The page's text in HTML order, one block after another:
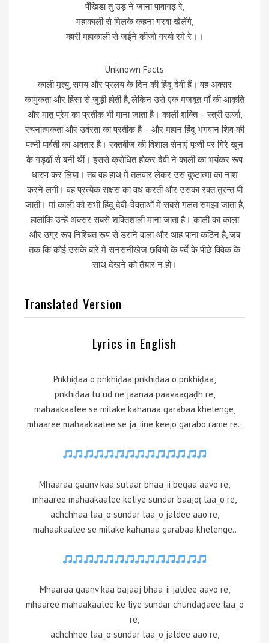
पँखिडा तु उड़ ने जाना पावागढ़ रे,
महाकाली से मिलके कहना गरबा खेलेंगे,
म्हारी महाकाली से जईने कीजो गरबो रमे रे।।
Unknown Facts
काली मृत्यु, समय और प्रलय के दिन की हिंदू देवी हैं। वह अक्सर
कामुकता और हिंसा से जुड़ी होती है, लेकिन उसे एक मजबूत माँ की आकृति
और मातृ प्रेम का प्रतीक भी माना जाता है। काली शक्ति – स्त्री ऊर्जा,
रचनात्मकता और उर्वरता का प्रतीक है – और महान हिंदू भगवान शिव की
पत्नी पार्वती का अवतार है। रक्तबीज की विशाल सेनाएं पृथ्वी पर गिरे खून
के गड्ढों से बनी थीं। इससे क्रोधित होकर देवी ने काली का भयंकर रूप
धारण कर लिया। तब वह हाथ में तलवार लेकर उस दुष्टात्मा का नाश
करने लगी। वह प्रत्येक राक्षस का वध करती और उसका रक्त तुरन्त पी
जाती। मां काली को सभी हिंदू देवी-देवताओं में सबसे गलत समझा जाता है,
हालांकि उन्हें अक्सर सबसे शक्तिशाली माना जाता है। काली का काला
और उग्र रूप निश्चित रूप से डराने वाला और थाह पाना कठिन है, जब
तक कि कोई उसके बारे में सनसनीखेज छवियों के पर्दे के पीछे विवेक के
साथ देखने को तैयार न हो।
Translated Version
Lyrics in English
Pnkhiḍaa o pnkhiḍaa pnkhiḍaa o pnkhiḍaa,
pnkhiḍaa tu ud ne jaanaa paavaagaḍh re,
mahaakaalee se milake kahanaa garabaa khelenge,
mhaaree mahaakaalee se ja_iine keejo garabo rame re..
Mhaaraa gaanv kaa sutaar bhaa_ii begaa aavo re,
mhaaree mahaakaalee keliye sundar baajoṭ laa_o re,
achchhaa laa_o sundar laa_o jaldee aao re,
mahaakaalee se milake kahanaa garabaa khelenge..
Mhaaraa gaanv kaa bajaaj bhaa_ii jaldee aavo re,
mhaaree mahaakaalee ke liye sundar chundaḍaee laa_o
re,
achchhee laa_o sundar laa_o jaldee aao re,